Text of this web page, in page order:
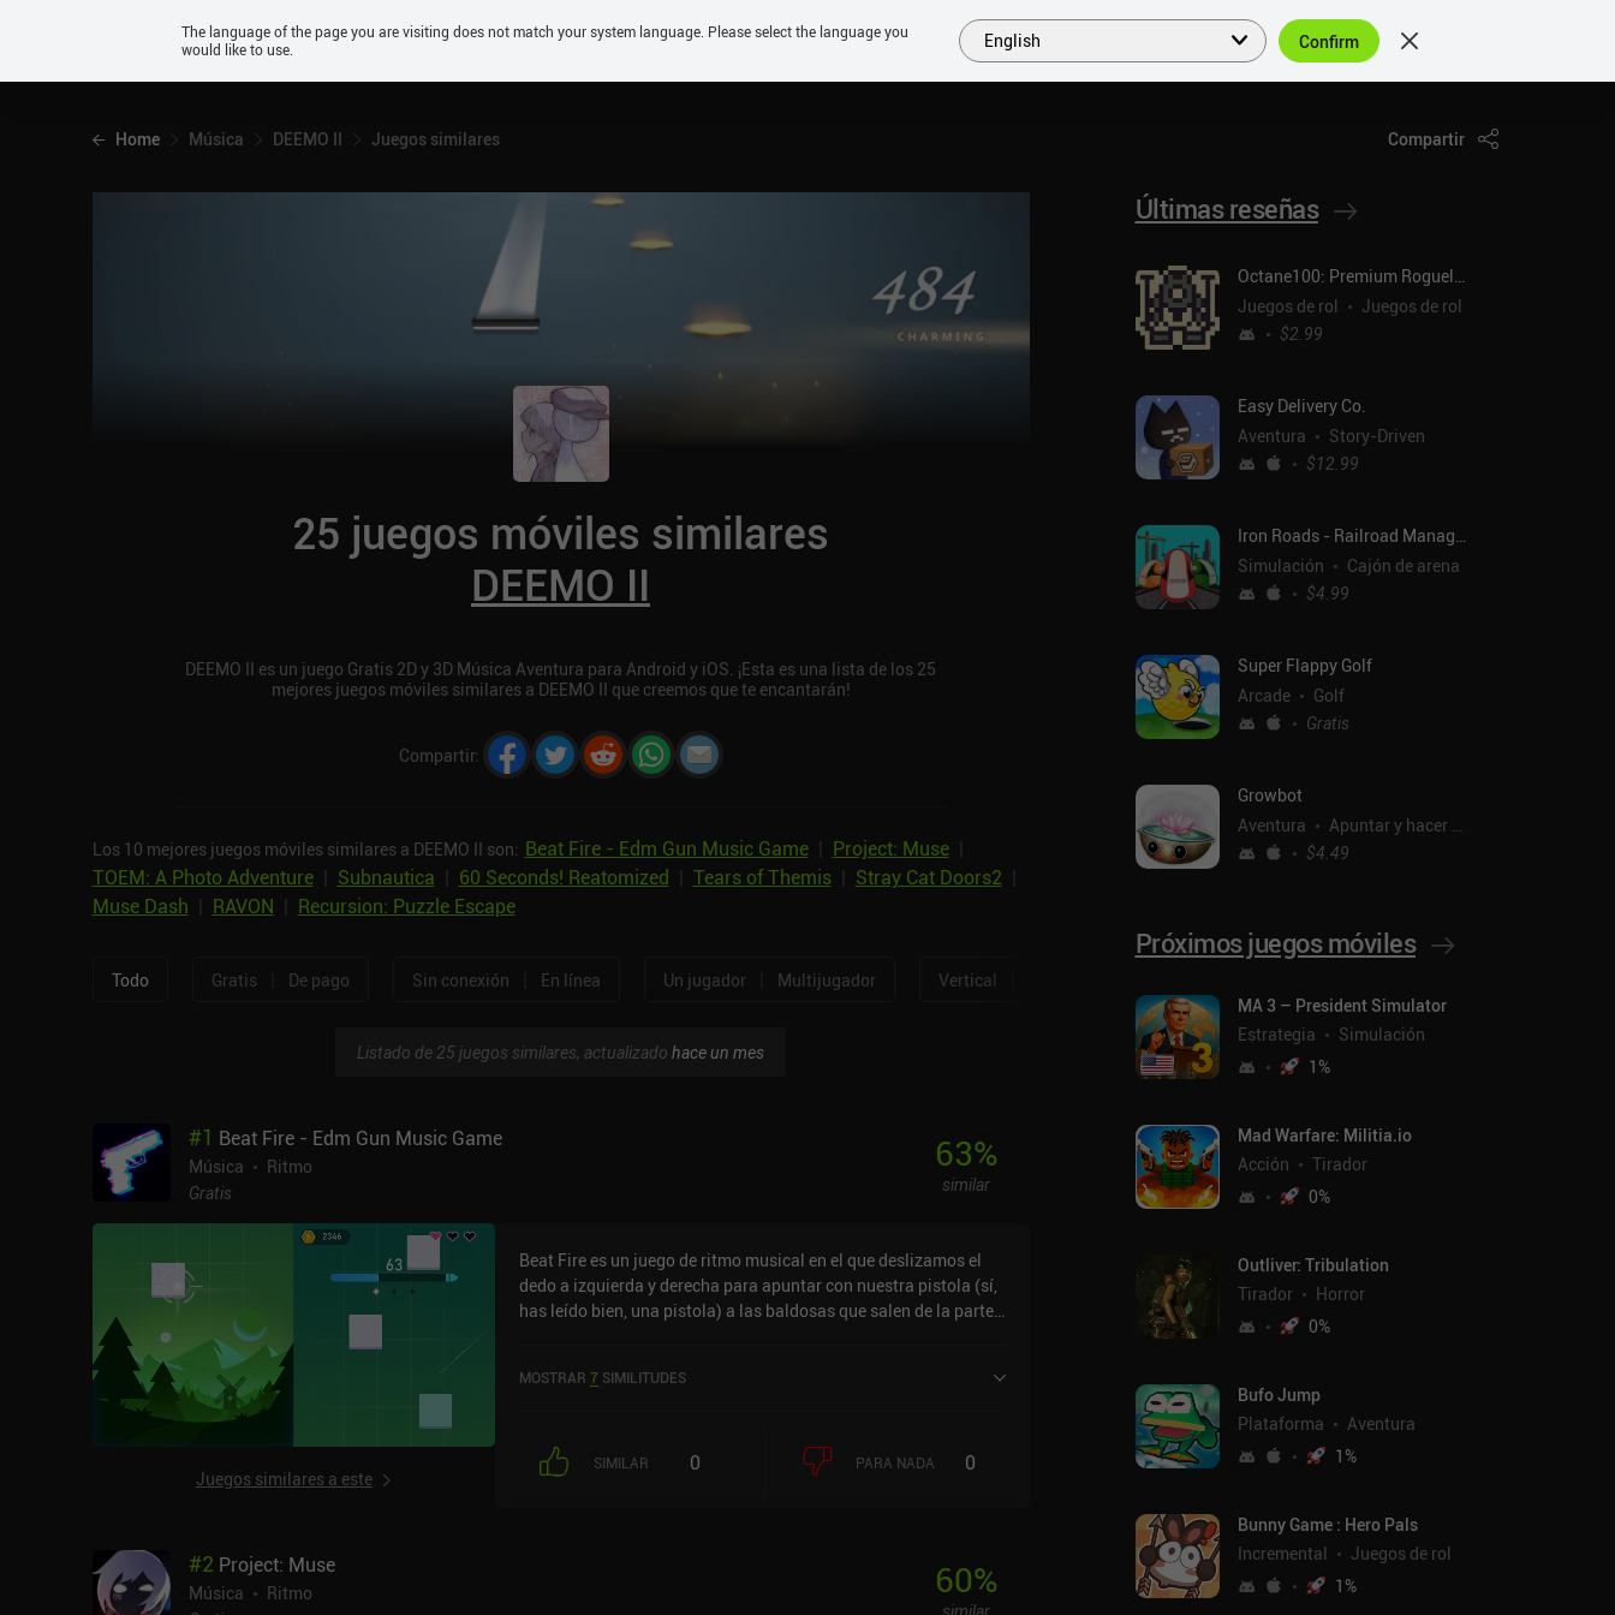
Android
PRÓXIMOS SIMILARES COLECCIONES TOP ES
Home Música DEEMO II Juegos similares Compartir
25 juegos móviles similares
DEEMO II
DEEMO II es un juego Gratis 2D y 3D Música Aventura para Android y iOS. ¡Esta es una lista de los 25
mejores juegos móviles similares a DEEMO II que creemos que te encantarán!
Compartir:
Los 10 mejores juegos móviles similares a DEEMO II son: Beat Fire - Edm Gun Music Game| Project: Muse|
TOEM: A Photo Adventure| Subnautica 60 Seconds! Reatomized Tears of Themis| Stray Cat Doors2
Muse Dash
RAVON Recursion: Puzzle Escape
Todo Gratis De pago Sin conexión En línea Un jugador Multijugador Vertical
Listado de 25 juegos similares, actualizado hace un mes
#1 Beat Fire - Edm Gun Music Game
Música
Ritmo
Gratis
63%
similar
Juegos similares a este
Beat Fire es un juego de ritmo musical en el que deslizamos el
dedo a izquierda y derecha para apuntar con nuestra pistola (sí,
has leído bien, una pistola) a las baldosas que salen de la parte
castigador, pero la jugabilidad es increíble, y me divertí mucho
Me gusta esta forma de monetización, ya que hace de Beat Fire
MOSTRAR 7 SIMILITUDES
SIMILAR 0 PARA NADA 0
#2 Project: Muse
Música
Ritmo
60%
Últimas reseñas
Octane100: Premium Roguelike
Juegos de rol
Juegos de rol
$2.99
Easy Delivery Co.
Aventura
Story-Driven
$12.99
Iron Roads - Railroad Manager
Simulación
Cajón de arena
$4.99
Super Flappy Golf
Arcade
Golf
Gratis
Growbot
Aventura
Apuntar y hacer clic
$4.49
Próximos juegos móviles
MA 3 – President Simulator
Estrategia
Simulación
1%
Mad Warfare: Militia.io
Acción
Tirador
0%
Outliver: Tribulation
Tirador
Horror
0%
Bufo Jump
Plataforma
Aventura
1%
Bunny Game : Hero Pals
Incremental
Juegos de rol
1%
The language of the page you are visiting does not match your system language. Please select the language you
would like to use.
English Confirm